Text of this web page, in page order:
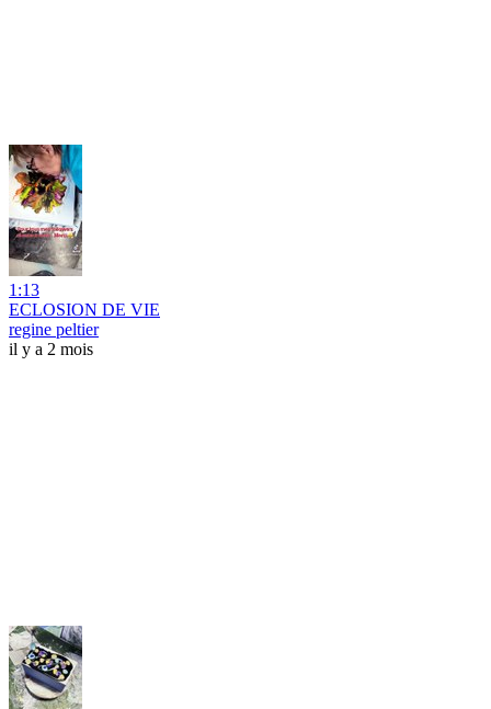
1:13
ECLOSION DE VIE
regine peltier
il y a 2 mois